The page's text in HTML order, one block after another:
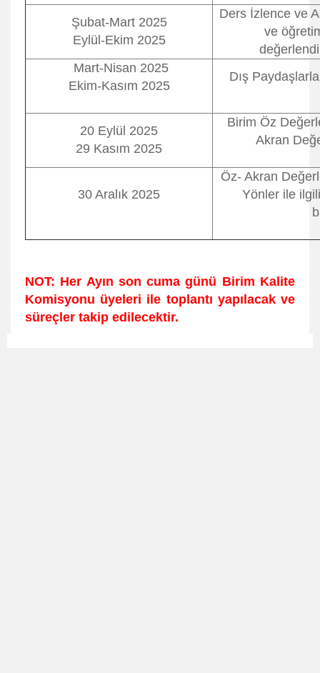
Şubat-Mart 2025
Eylül-Ekim 2025
Ders İzlence ve
ve
Mart-Nisan 2025
Ekim-Kasım 2025
Dış
20 Eylül 2025
29 Kasım 2025
Birim Öz
Akran
30 Aralık 2025
Öz- Akran
Yönler ile
NOT: Her Ayın son cuma günü Birim Kalite
Komisyonu üyeleri ile toplantı yapılacak ve
süreçler takip edilecektir.